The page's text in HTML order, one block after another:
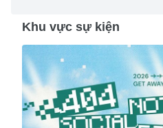
Khu vực sự kiện